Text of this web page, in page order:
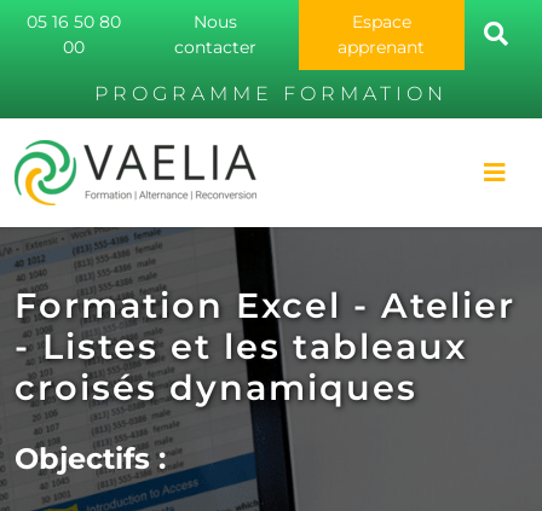
05 16 50 80
00
Nous
contacter
Espace
apprenant
PROGRAMME FORMATION
Formation Excel - Atelier
- Listes et les tableaux
croisés dynamiques
Objectifs :